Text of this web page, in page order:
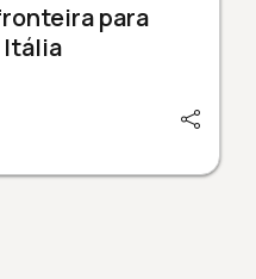
para
Itália